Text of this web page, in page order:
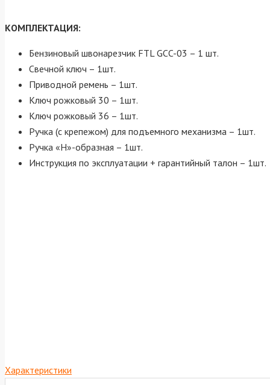
КОМПЛЕКТАЦИЯ:
Бензиновый швонарезчик FTL GCC-03 – 1 шт.
Свечной ключ – 1шт.
Приводной ремень – 1шт.
Ключ рожковый 30 – 1шт.
Ключ рожковый 36 – 1шт.
Ручка (с крепежом) для подъемного механизма – 1шт.
Ручка «Н»-образная – 1шт.
Инструкция по эксплуатации + гарантийный талон – 1шт.
Характеристики